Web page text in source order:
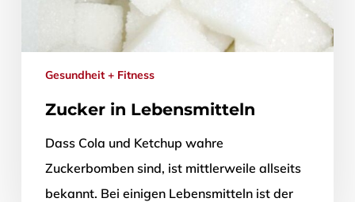
Gesundheit + Fitness
Zucker in Lebensmitteln
Dass Cola und Ketchup wahre
Zuckerbomben sind, ist mittlerweile allseits
bekannt. Bei einigen Lebensmitteln ist der